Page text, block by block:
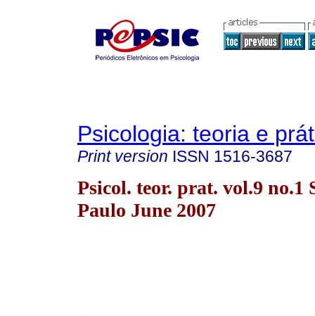
Psicologia: teoria e
Print version ISSN 1516-3687
Psicol. teor. prat. vol.9 no.1
Paulo June 2007